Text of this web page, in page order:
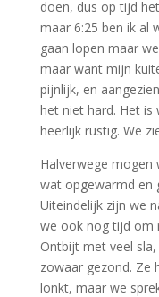
doen, dus op tijd
maar 6:25 ben ik al
gaan lopen maar
maar want mijn
pijnlijk, en
het niet hard. Het is
heerlijk rustig. We
Halverwege mogen
wat opgewarmd en
Uiteindelijk zijn we
we ook nog tijd om
Ontbijt met veel
zowaar gezond. Ze
lonkt, maar we